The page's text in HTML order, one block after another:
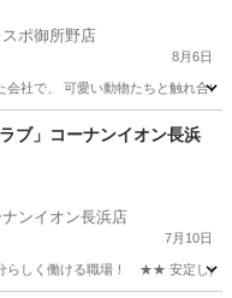
ポ御所野店
8月6日
、 可愛い動物たちと触れ合いな
動物ブ」コーナンイオン長浜
ンイオン長浜店
7月10日
ける職場！ ★★ 安定した会社で